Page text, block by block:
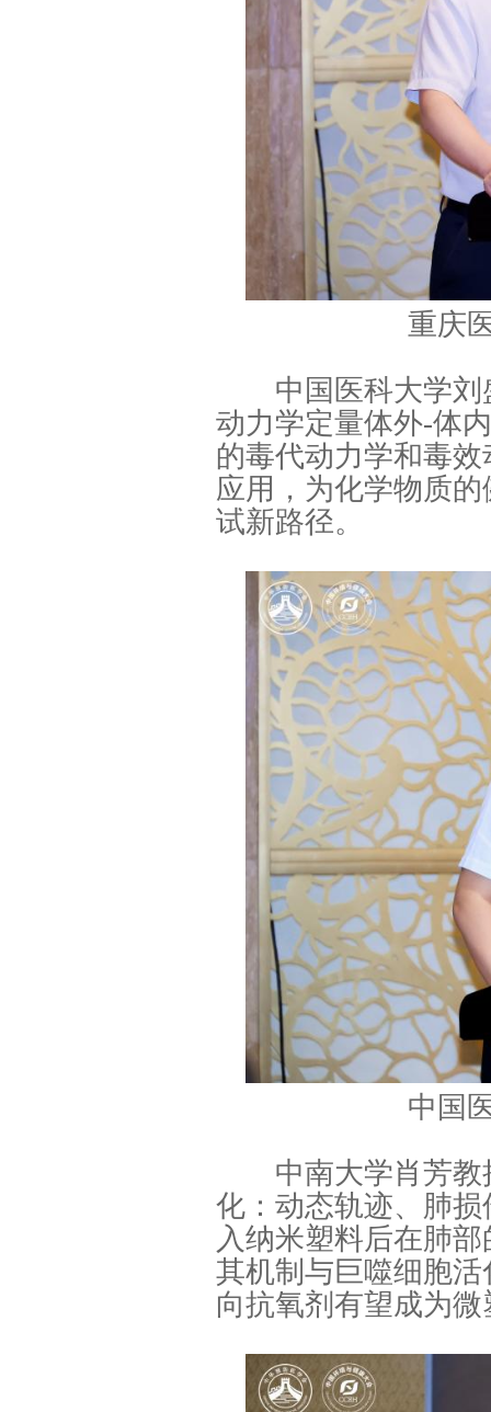
重庆
中国医科大学刘
动力学定量体外-体
的毒代动力学和毒
应用，为化学物质
试新路径。
中国
中南大学肖芳教
化：动态轨迹、肺
入纳米塑料后在肺
其机制与巨噬细胞
向抗氧剂有望成为